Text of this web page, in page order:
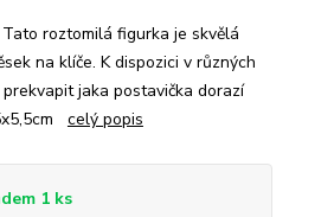
roztomilá figurka je skvělá
na klíče. K dispozici v různých
jaka postavička dorazí
celý popis
1 ks